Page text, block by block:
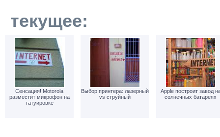
текущее:
Сенсация! Motorola
разместит микрофон на
татуировке
Выбор принтера: лазерный
vs струйный
Apple построит завод
солнечных батареях